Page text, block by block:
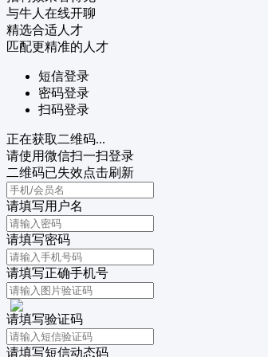
与牛人在线开聊
精选合适人才
匹配更精准的人才
短信登录
密码登录
扫码登录
正在获取二维码...
请使用微信扫一扫登录
二维码已失效点击刷新
请填写用户名
请填写密码
请填写正确手机号
请填写验证码
请填写短信动态码